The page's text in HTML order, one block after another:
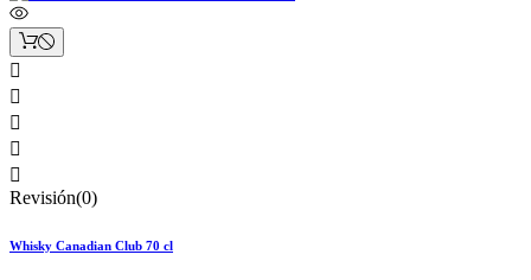





Revisión(0)
Whisky Canadian Club 70 cl